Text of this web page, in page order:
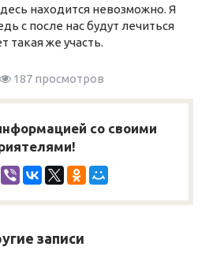
находится невозможно. Я
с после нас будут лечиться
же участь.
187 просмотров
со своими
записи